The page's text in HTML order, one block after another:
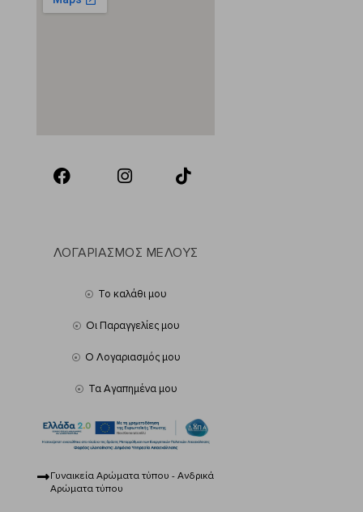
ΛΟΓΑΡΙΑΣΜΟΣ ΜΕΛΟΥΣ
Το καλάθι μου
Οι Παραγγελίες μου
Ο Λογαριασμός μου
Τα Αγαπημένα μου
Γυναικεία Αρώματα τύπου - Ανδρικά
Αρώματα τύπου